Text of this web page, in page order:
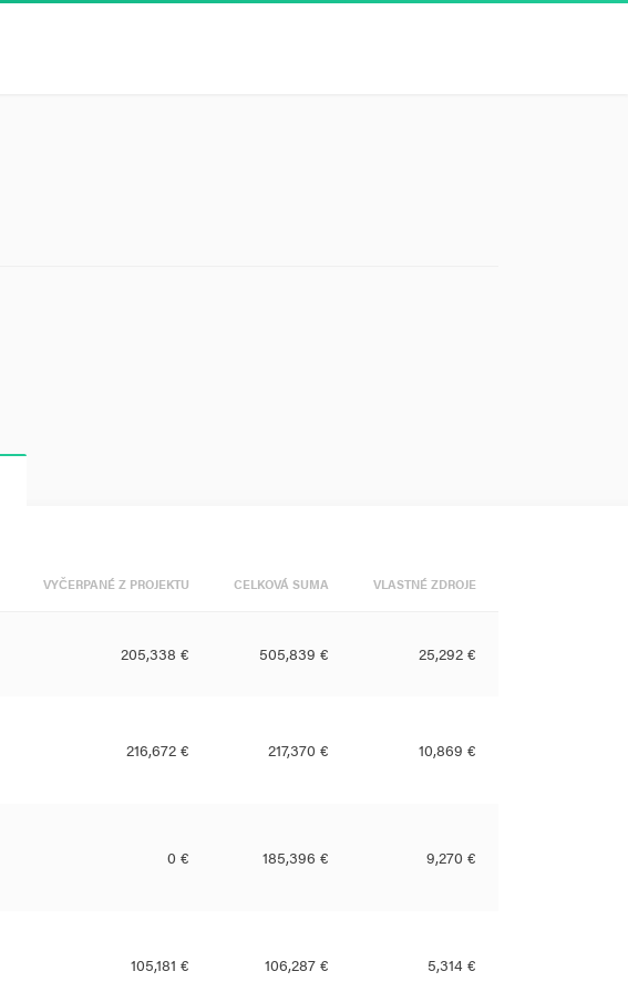
VYČERPANÉ Z PROJEKTU CELKOVÁ SUMA VLASTNÉ ZDROJE
205,338 € 505,839 € 25,292 €
216,672 € 217,370 € 10,869 €
0 € 185,396 € 9,270 €
105,181 € 106,287 € 5,314 €